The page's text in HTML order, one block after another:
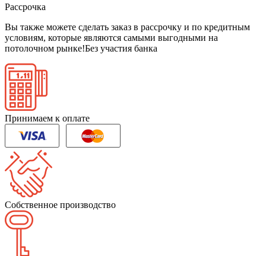
Рассрочка
Вы также можете сделать заказ в рассрочку и по кредитным
условиям, которые являются самыми выгодными на
потолочном рынке!Без участия банка
Принимаем к оплате
Собственное производство